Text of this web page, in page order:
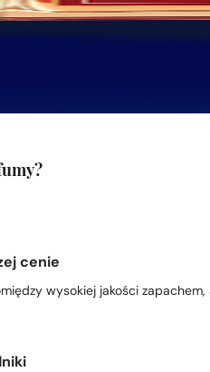
cenie
wysokiej jakości